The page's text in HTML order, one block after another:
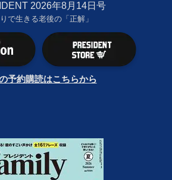
2026年8月14日号
で生きる老後の「正解」
予約購読はこちらから